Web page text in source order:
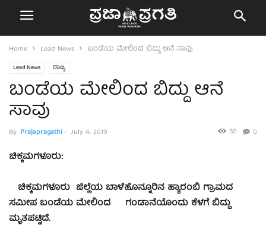
Home Lead News ಬಂಡೆಯ ಮೇಲಿಂದ ಬಿದ್ದು ಆನೆ ಸಾವು
Lead News ರಾಜ್ಯ
ಬಂಡೆಯ ಮೇಲಿಂದ ಬಿದ್ದು ಆನೆ
ಸಾವು
By Prajapragathi- July 4, 2019 0
50
ಚಿಕ್ಕಮಗಳೂರು:
ಚಿಕ್ಕಮಗಳೂರು ಜಿಲ್ಲೆಯ ಬಾಳೆಹೊನ್ನೂರಿನ ಹ್ಯಾರಂಬಿ ಗ್ರಾಮದ
ಸಮೀಪ ಬಂಡೆಯ ಮೇಲಿಂದ ಗಂಡಾನೆಯೊಂದು ಕೆಳಗೆ ಬಿದ್ದು
ಮೃತಪಟ್ಟಿದೆ.